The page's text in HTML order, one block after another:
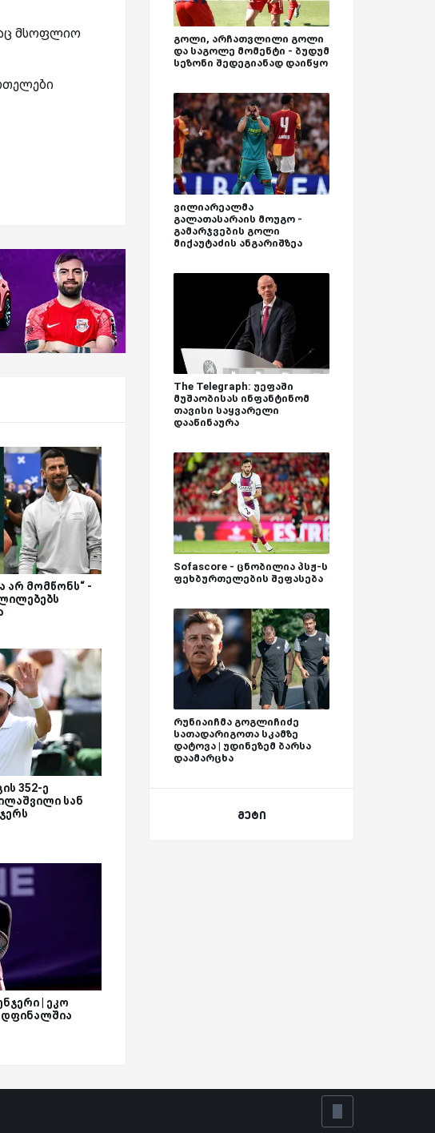
მსოფლიო
არ მომწონს“ -
352-ე
სან
| ეკო
გოლი, არჩათვლილი გოლი
და საგოლე მომენტი - ბუდუმ
სეზონი შედეგიანად დაიწყო
ვილიარეალმა
გალათასარაის მოუგო -
გამარჯვების გოლი
მიქაუტაძის ანგარიშზეა
The Telegraph: უეფაში
მუშაობისას ინფანტინომ
თავისი საყვარელი
დააწინაურა
Sofascore - ცნობილია პსჟ-ს
ფეხბურთელების შეფასება
რუნიაიჩმა გოგლიჩიძე
სათადარიგოთა სკამზე
დატოვა | უდინეზემ ბარსა
დაამარცხა
მეტი